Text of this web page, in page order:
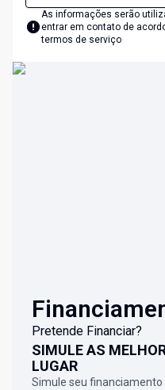
As informações serão
entrar em contato de
termos de serviço
Pretende Financiar?
SIMULE AS
LUGAR
Simule seu